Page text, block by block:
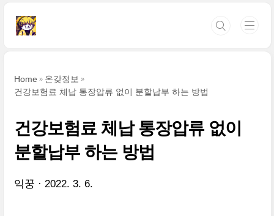
Home
온갖정보
건강보험료 체납 통장압류 없이 분할납부 하는 방법
건강보험료 체납 통장압류 없이
분할납부 하는 방법
익꿍 2022. 3. 6.